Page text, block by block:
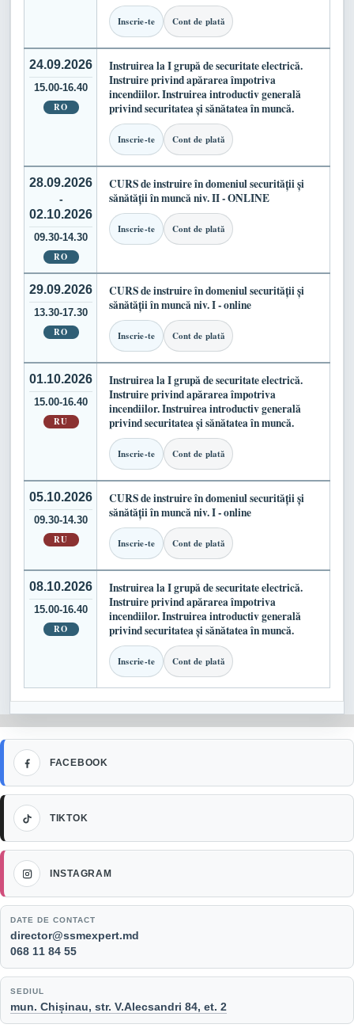
Inscrie-te Cont de plată
24.09.2026
15.00-16.40
RO
Instruirea la I grupă de securitate electrică.
Instruire privind apărarea împotriva
incendiilor. Instruirea introductiv generală
privind securitatea și sănătatea în muncă.
Inscrie-te Cont de plată
28.09.2026
-
02.10.2026
09.30-14.30
RO
CURS de instruire în domeniul securității și
sănătății în muncă niv. II - ONLINE
Inscrie-te Cont de plată
29.09.2026
13.30-17.30
RO
CURS de instruire în domeniul securității și
sănătății în muncă niv. I - online
Inscrie-te Cont de plată
01.10.2026
15.00-16.40
RU
Instruirea la I grupă de securitate electrică.
Instruire privind apărarea împotriva
incendiilor. Instruirea introductiv generală
privind securitatea și sănătatea în muncă.
Inscrie-te Cont de plată
05.10.2026
09.30-14.30
RU
CURS de instruire în domeniul securității și
sănătății în muncă niv. I - online
Inscrie-te Cont de plată
08.10.2026
15.00-16.40
RO
Instruirea la I grupă de securitate electrică.
Instruire privind apărarea împotriva
incendiilor. Instruirea introductiv generală
privind securitatea și sănătatea în muncă.
Inscrie-te Cont de plată
FACEBOOK
Facebook
DATE DE CONTACT
Email:
director@ssmexpert.md
Telefon:
068 11 84 55
TIKTOK
TikTok
SEDIUL
mun. Chișinau, str. V.Alecsandri 84, et. 2
INSTAGRAM
Instagram